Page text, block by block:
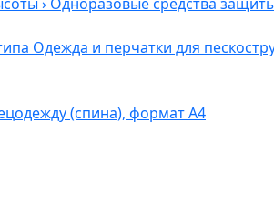
› Одноразовые средства
Одежда и перчатки для
(спина), формат А4